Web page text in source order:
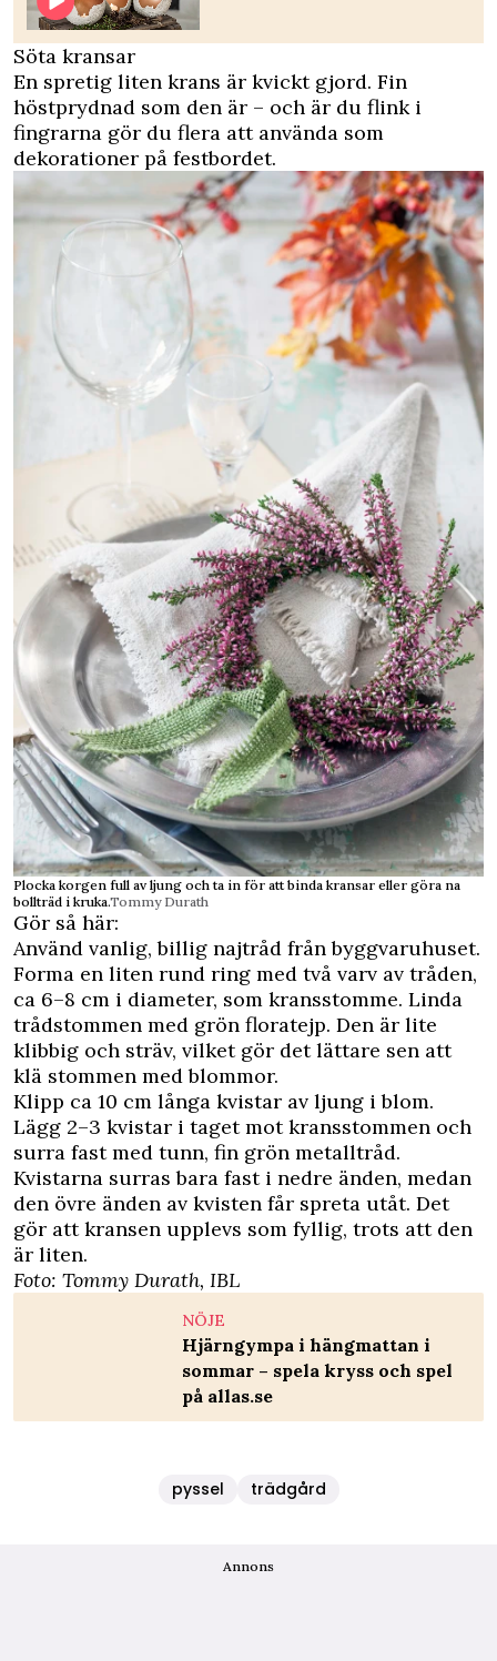
Söta kransar
En spretig liten krans är kvickt gjord. Fin
höstprydnad som den är – och är du flink i
fingrarna gör du flera att använda som
dekorationer på festbordet.
Plocka korgen full av ljung och ta in för att binda kransar eller göra na
bollträd i kruka.Tommy Durath
Gör så här:
Använd vanlig, billig najtråd från byggvaruhuset.
Forma en liten rund ring med två varv av tråden,
ca 6–8 cm i diameter, som kransstomme. Linda
trådstommen med grön floratejp. Den är lite
klibbig och sträv, vilket gör det lättare sen att
klä stommen med blommor.
Klipp ca 10 cm långa kvistar av ljung i blom.
Lägg 2–3 kvistar i taget mot kransstommen och
surra fast med tunn, fin grön metalltråd.
Kvistarna surras bara fast i nedre änden, medan
den övre änden av kvisten får spreta utåt. Det
gör att kransen upplevs som fyllig, trots att den
är liten.
Foto: Tommy Durath, IBL
NÖJE
Hjärngympa i hängmattan i
sommar – spela kryss och spel
på allas.se
pyssel trädgård
Annons